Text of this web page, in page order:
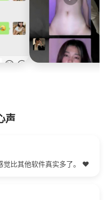
声
觉比其他软件真实多了。 ❤️